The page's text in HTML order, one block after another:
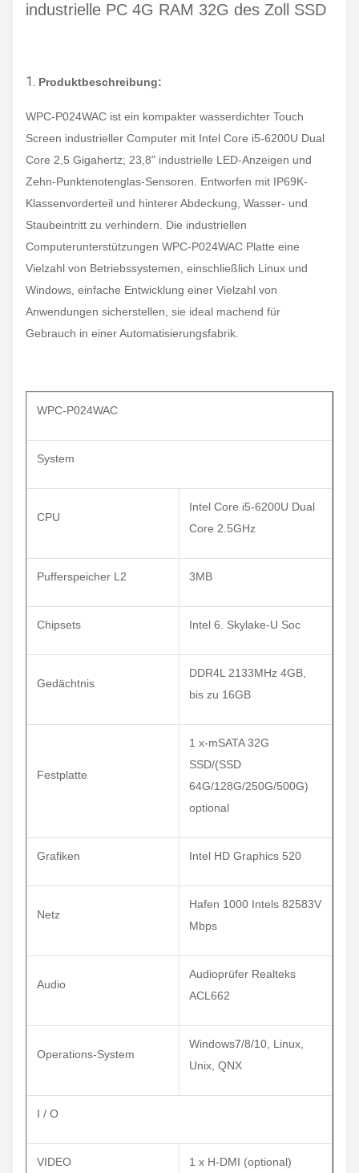
industrielle PC 4G RAM 32G des Zoll SSD
1. Produktbeschreibung:
WPC-P024WAC ist ein kompakter wasserdichter Touch
Screen industrieller Computer mit Intel Core i5-6200U Dual
Core 2,5 Gigahertz; 23,8" industrielle LED-Anzeigen und
Zehn-Punktenotenglas-Sensoren. Entworfen mit IP69K-
Klassenvorderteil und hinterer Abdeckung, Wasser- und
Staubeintritt zu verhindern. Die industriellen
Computerunterstützungen WPC-P024WAC Platte eine
Vielzahl von Betriebssystemen, einschließlich Linux und
Windows, einfache Entwicklung einer Vielzahl von
Anwendungen sicherstellen, sie ideal machend für
Gebrauch in einer Automatisierungsfabrik.
WPC-P024WAC
System
CPU
Intel Core i5-6200U Dual
Core 2.5GHz
Pufferspeicher L2 3MB
Chipsets Intel 6. Skylake-U Soc
Gedächtnis
DDR4L 2133MHz 4GB,
bis zu 16GB
Festplatte
1 x-mSATA 32G
SSD/(SSD
64G/128G/250G/500G)
optional
Grafiken Intel HD Graphics 520
Netz
Hafen 1000 Intels 82583V
Mbps
Audio
Audioprüfer Realteks
ACL662
Operations-System
Windows7/8/10, Linux,
Unix, QNX
I / O
VIDEO 1 x H-DMI (optional)